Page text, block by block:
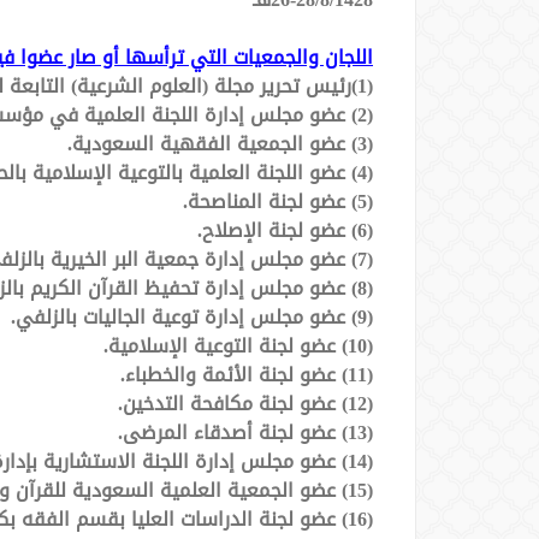
اللجان والجمعيات التي ترأسها أو صار عضوا
(1)رئيس تحرير مجلة (العلوم الشرعية) التابعة لجامعة القصيم.
(2) عضو مجلس إدارة اللجنة العلمية في مؤسسة ابن باز الخيرية.
(3) عضو الجمعية الفقهية السعودية.
(4) عضو اللجنة العلمية بالتوعية الإسلامية بالحج.
(5) عضو لجنة المناصحة.
(6) عضو لجنة الإصلاح.
(7) عضو مجلس إدارة جمعية البر الخيرية بالزلفي.
(8) عضو مجلس إدارة تحفيظ القرآن الكريم بالزلفي (سابقاً).
(9) عضو مجلس إدارة توعية الجاليات بالزلفي.
(10) عضو لجنة التوعية الإسلامية.
(11) عضو لجنة الأئمة والخطباء.
(12) عضو لجنة مكافحة التدخين.
(13) عضو لجنة أصدقاء المرضى.
(14) عضو مجلس إدارة اللجنة الاستشارية بإدارة تعليم البنين بالزلفي.
(15) عضو الجمعية العلمية السعودية للقرآن وعلومه .
(16) عضو لجنة الدراسات العليا بقسم الفقه بكلية الشريعة بجامعة القصيم .